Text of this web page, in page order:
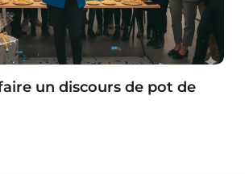
un discours de pot de